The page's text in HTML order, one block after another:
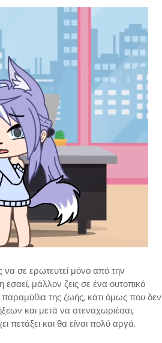
να σε ερωτευτεί μόνο από την
μάλλον ζεις σε ένα ουτοπικό
της ζωής, κάτι όμως που δεν
και μετά να στεναχωριέσαι,
πετάξει και θα είναι πολύ αργά.